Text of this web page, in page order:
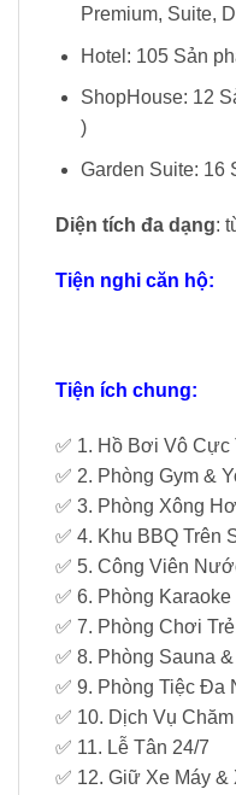
Premium, Suite,
Hotel: 105 Sản
ShopHouse: 12
)
Garden Suite: 16
Diện tích đa dạng:
Tiện nghi căn hộ:
Tiện ích chung:
✅ 1. Hồ Bơi Vô Cực
✅ 2. Phòng Gym &
✅ 3. Phòng Xông
✅ 4. Khu BBQ Trên
✅ 5. Công Viên
✅ 6. Phòng Karaoke
✅ 7. Phòng Chơi
✅ 8. Phòng Sauna
✅ 9. Phòng Tiệc Đa
✅ 10. Dịch Vụ
✅ 11. Lễ Tân 24/7
✅ 12. Giữ Xe Máy &